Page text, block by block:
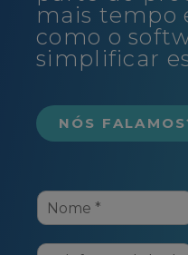
Ligue-nos,
parte do
mais tempo
como o
simplificar